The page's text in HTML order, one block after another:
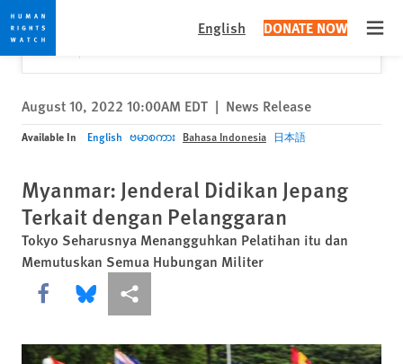
Skip
to
cookie
privacy
notice
Skip
to
main
content
English DONATE NOW
Would you like to read this page in English?
Yes
✕
August 10, 2022 10:00AM EDT | News Release
Available In English ဗမာစကား Bahasa Indonesia 日本語
Myanmar: Jenderal Didikan Jepang
Terkait dengan Pelanggaran
Tokyo Seharusnya Menangguhkan Pelatihan itu dan
Memutuskan Semua Hubungan Militer
Share this via Facebook
Share this via Bluesky
More sharing options